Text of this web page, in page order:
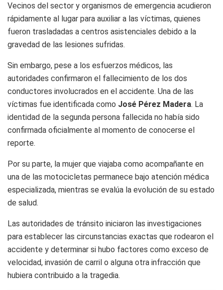
Vecinos del sector y organismos de emergencia acudieron
rápidamente al lugar para auxiliar a las víctimas, quienes
fueron trasladadas a centros asistenciales debido a la
gravedad de las lesiones sufridas.
Sin embargo, pese a los esfuerzos médicos, las
autoridades confirmaron el fallecimiento de los dos
conductores involucrados en el accidente. Una de las
víctimas fue identificada como José Pérez Madera. La
identidad de la segunda persona fallecida no había sido
confirmada oficialmente al momento de conocerse el
reporte.
Por su parte, la mujer que viajaba como acompañante en
una de las motocicletas permanece bajo atención médica
especializada, mientras se evalúa la evolución de su estado
de salud.
Las autoridades de tránsito iniciaron las investigaciones
para establecer las circunstancias exactas que rodearon el
accidente y determinar si hubo factores como exceso de
velocidad, invasión de carril o alguna otra infracción que
hubiera contribuido a la tragedia.